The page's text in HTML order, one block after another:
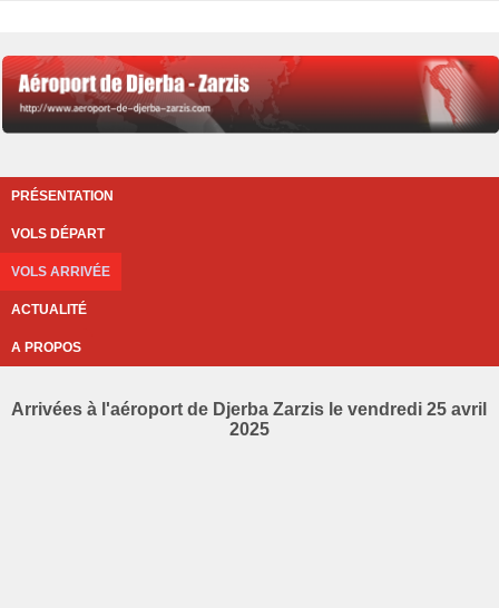
PRÉSENTATION
VOLS DÉPART
VOLS ARRIVÉE
ACTUALITÉ
A PROPOS
Arrivées à l'aéroport de Djerba Zarzis le vendredi 25 avril
2025